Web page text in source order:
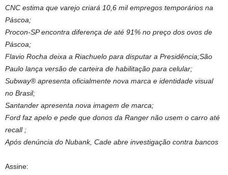
CNC estima que varejo criará 10,6 mil empregos temporários na
Páscoa;
Procon-SP encontra diferença de até 91% no preço dos ovos de
Páscoa;
Flavio Rocha deixa a Riachuelo para disputar a Presidência;São
Paulo lança versão de carteira de habilitação para celular;
Subway® apresenta oficialmente nova marca e identidade visual
no Brasil;
Santander apresenta nova imagem de marca;
Ford faz apelo e pede que donos da Ranger não usem o carro até
recall ;
Após denúncia do Nubank, Cade abre investigação contra bancos
Assine: